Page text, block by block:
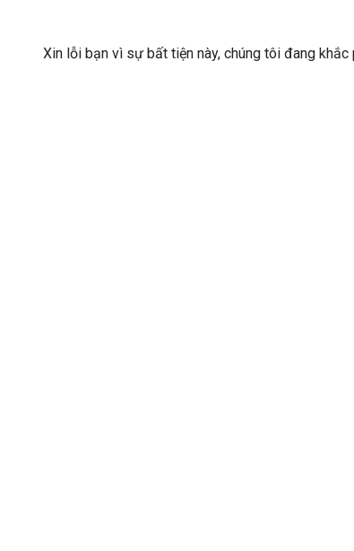
Xin lỗi bạn vì sự bất tiện này, chúng tôi đang